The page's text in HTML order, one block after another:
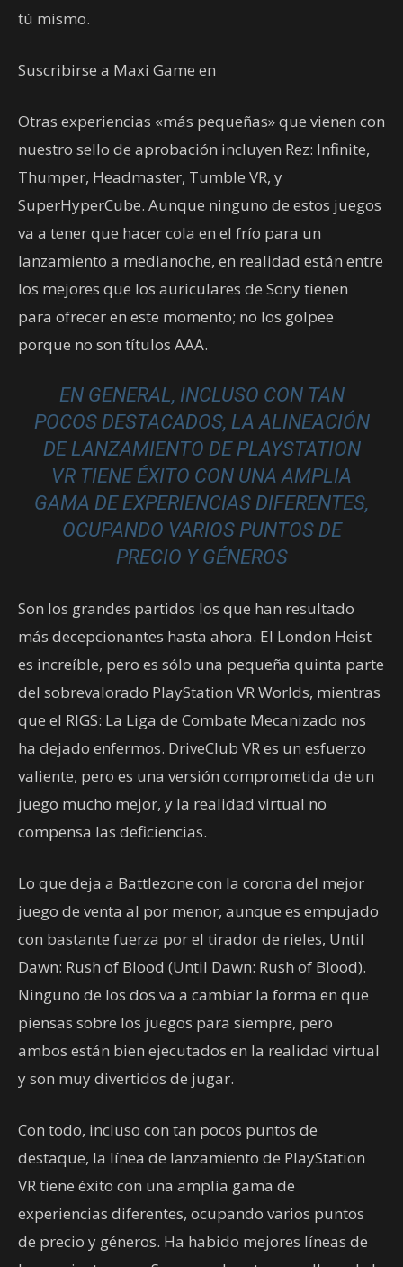
tú mismo.
Suscribirse a Maxi Game en
Otras experiencias «más pequeñas» que vienen con
nuestro sello de aprobación incluyen Rez: Infinite,
Thumper, Headmaster, Tumble VR, y
SuperHyperCube. Aunque ninguno de estos juegos
va a tener que hacer cola en el frío para un
lanzamiento a medianoche, en realidad están entre
los mejores que los auriculares de Sony tienen
para ofrecer en este momento; no los golpee
porque no son títulos AAA.
EN GENERAL, INCLUSO CON TAN
POCOS DESTACADOS, LA ALINEACIÓN
DE LANZAMIENTO DE PLAYSTATION
VR TIENE ÉXITO CON UNA AMPLIA
GAMA DE EXPERIENCIAS DIFERENTES,
OCUPANDO VARIOS PUNTOS DE
PRECIO Y GÉNEROS
Son los grandes partidos los que han resultado
más decepcionantes hasta ahora. El London Heist
es increíble, pero es sólo una pequeña quinta parte
del sobrevalorado PlayStation VR Worlds, mientras
que el RIGS: La Liga de Combate Mecanizado nos
ha dejado enfermos. DriveClub VR es un esfuerzo
valiente, pero es una versión comprometida de un
juego mucho mejor, y la realidad virtual no
compensa las deficiencias.
Lo que deja a Battlezone con la corona del mejor
juego de venta al por menor, aunque es empujado
con bastante fuerza por el tirador de rieles, Until
Dawn: Rush of Blood (Until Dawn: Rush of Blood).
Ninguno de los dos va a cambiar la forma en que
piensas sobre los juegos para siempre, pero
ambos están bien ejecutados en la realidad virtual
y son muy divertidos de jugar.
Con todo, incluso con tan pocos puntos de
destaque, la línea de lanzamiento de PlayStation
VR tiene éxito con una amplia gama de
experiencias diferentes, ocupando varios puntos
de precio y géneros. Ha habido mejores líneas de